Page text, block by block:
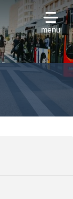
menu